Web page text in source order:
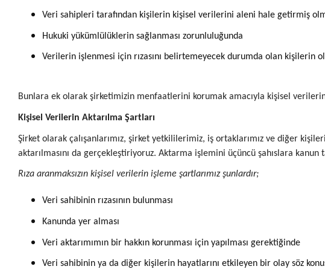
Veri sahipleri tarafından kişilerin kişisel verilerini aleni hale getirmiş
Hukuki yükümlülüklerin sağlanması zorunluluğunda
Verilerin işlenmesi için rızasını belirtemeyecek durumda olan kişilerin
Bunlara ek olarak şirketimizin menfaatlerini korumak amacıyla kişisel
Kişisel Verilerin Aktarılma Şartları
Şirket olarak çalışanlarımız, şirket yetkililerimiz, iş ortaklarımız ve diğer
aktarılmasını da gerçekleştiriyoruz. Aktarma işlemini üçüncü şahıslara
Rıza aranmaksızın kişisel verilerin işleme şartlarımız şunlardır;
Veri sahibinin rızasının bulunması
Kanunda yer alması
Veri aktarımımın bir hakkın korunması için yapılması gerektiğinde
Veri sahibinin ya da diğer kişilerin hayatlarını etkileyen bir olay söz